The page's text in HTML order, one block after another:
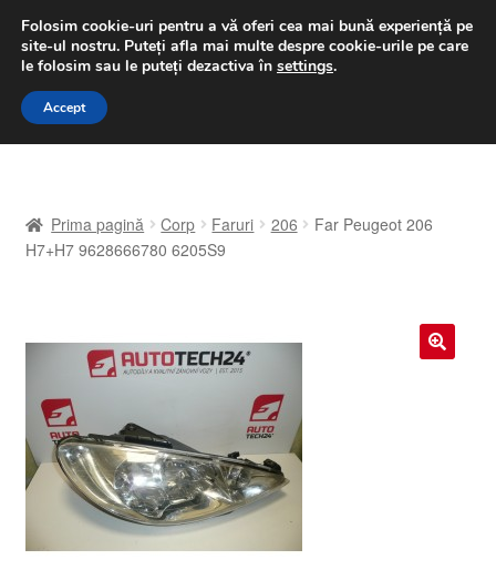
LIVRARE de la 33 lei
luni-vineri 9 a.m. - 4 p.m.031 229 6816
Sari
Sari
A lua legatura
Despre noi
Finalizare comandă
Prima pagină Corp Faruri 206
Far Peugeot 206
H7+H7 9628666780 6205S9
Folosim cookie-uri pentru a vă oferi cea mai bună experiență pe
site-ul nostru. Puteți afla mai multe despre cookie-urile pe care
le folosim sau le puteți dezactiva în settings.
Accept